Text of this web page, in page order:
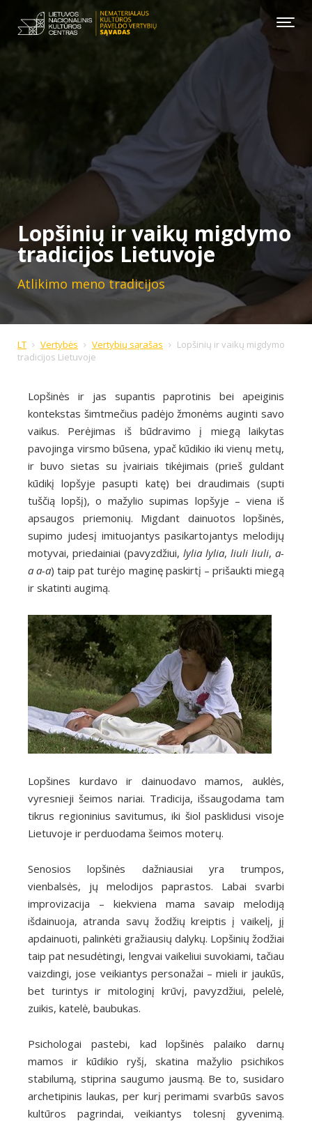
Lopšinių ir vaikų migdymo
tradicijos Lietuvoje
Atlikimo meno tradicijos
LT Vertybės Vertybių sąrašas
Lopšinių ir vaikų migdymo
tradicijos Lietuvoje
Lopšinės ir jas supantis paprotinis bei apeiginis
kontekstas šimtmečius padėjo žmonėms auginti savo
vaikus. Perėjimas iš būdravimo į miegą laikytas
pavojinga virsmo būsena, ypač kūdikio iki vienų metų,
ir buvo sietas su įvairiais tikėjimais (prieš guldant
kūdikį lopšyje pasupti katę) bei draudimais (supti
tuščią lopšį), o mažylio supimas lopšyje – viena iš
apsaugos priemonių. Migdant dainuotos lopšinės,
supimo judesį imituojantys pasikartojantys melodijų
motyvai, priedainiai (pavyzdžiui, lylia lylia, liuli liuli, a-
a a-a) taip pat turėjo maginę paskirtį – prišaukti miegą
ir skatinti augimą.
Lopšines kurdavo ir dainuodavo mamos, auklės,
vyresnieji šeimos nariai. Tradicija, išsaugodama tam
tikrus regioninius savitumus, iki šiol pasklidusi visoje
Lietuvoje ir perduodama šeimos moterų.
Senosios lopšinės dažniausiai yra trumpos,
vienbalsės, jų melodijos paprastos. Labai svarbi
improvizacija – kiekviena mama savaip melodiją
išdainuoja, atranda savų žodžių kreiptis į vaikelį, jį
apdainuoti, palinkėti gražiausių dalykų. Lopšinių žodžiai
taip pat nesudėtingi, lengvai vaikeliui suvokiami, tačiau
vaizdingi, jose veikiantys personažai – mieli ir jaukūs,
bet turintys ir mitologinį krūvį, pavyzdžiui, pelelė,
zuikis, katelė, baubukas.
Psichologai pastebi, kad lopšinės palaiko darnų
mamos ir kūdikio ryšį, skatina mažylio psichikos
stabilumą, stiprina saugumo jausmą. Be to, susidaro
archetipinis laukas, per kurį perimami svarbūs savos
kultūros pagrindai, veikiantys tolesnį gyvenimą.